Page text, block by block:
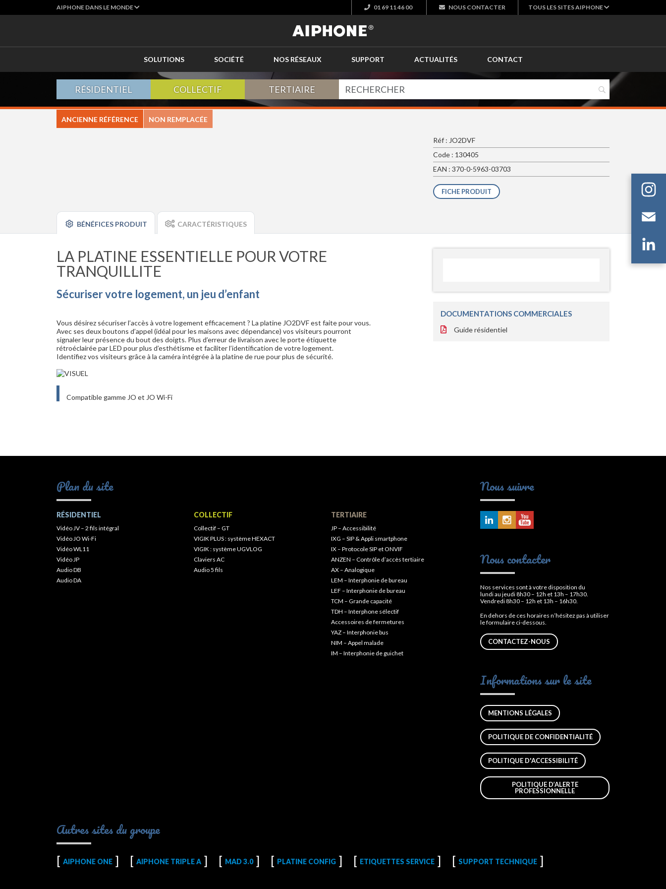
AIPHONE DANS LE MONDE 01 69 11 46 00 NOUS CONTACTER TOUS LES SITES AIPHONE
SOLUTIONS SOCIÉTÉ NOS RÉSEAUX SUPPORT ACTUALITÉS CONTACT
RÉSIDENTIEL COLLECTIF TERTIAIRE
ANCIENNE RÉFÉRENCE NON REMPLACÉE
Réf : JO2DVF
Code : 130405
EAN : 370-0-5963-03703
FICHE PRODUIT
BÉNÉFICES PRODUIT CARACTÉRISTIQUES
LA PLATINE ESSENTIELLE POUR VOTRE
TRANQUILLITE
Sécuriser votre logement, un jeu d’enfant
Vous désirez sécuriser l’accès à votre logement efficacement ? La platine JO2DVF est faite pour vous.
Avec ses deux boutons d’appel (idéal pour les maisons avec dépendance) vos visiteurs pourront
signaler leur présence du bout des doigts. Plus d’erreur de livraison avec le porte étiquette
rétroéclairée par LED pour plus d’esthétisme et faciliter l’identification de votre logement.
Identifiez vos visiteurs grâce à la caméra intégrée à la platine de rue pour plus de sécurité.
Compatible gamme JO et JO Wi-Fi
DOCUMENTATIONS COMMERCIALES
Guide résidentiel
Plan du site
RÉSIDENTIEL
Vidéo JV – 2 fils intégral
Vidéo JO Wi-Fi
Vidéo WL11
Vidéo JP
Audio DB
Audio DA
COLLECTIF
Collectif – GT
VIGIK PLUS : système HEXACT
VIGIK : système UGVLOG
Claviers AC
Audio 5 fils
TERTIAIRE
JP – Accessibilité
IXG – SIP & Appli smartphone
IX – Protocole SIP et ONVIF
ANZEN – Contrôle d’accès tertiaire
AX – Analogique
LEM – Interphonie de bureau
LEF – Interphonie de bureau
TCM – Grande capacité
TDH – Interphone sélectif
Accessoires de fermetures
YAZ – Interphonie bus
NIM – Appel malade
IM – Interphonie de guichet
Nous suivre
Nous contacter
Nos services sont à votre disposition du
lundi au jeudi 8h30 – 12h et 13h – 17h30.
Vendredi 8h30 – 12h et 13h – 16h30.
En dehors de ces horaires n’hésitez pas à utiliser
le formulaire ci-dessous.
CONTACTEZ-NOUS
Informations sur le site
MENTIONS LÉGALES
POLITIQUE DE CONFIDENTIALITÉ
POLITIQUE D'ACCESSIBILITÉ
POLITIQUE D’ALERTE
PROFESSIONNELLE
Autres sites du groupe
AIPHONE ONE AIPHONE TRIPLE A MAD 3.0 PLATINE CONFIG ETIQUETTES SERVICE SUPPORT TECHNIQUE